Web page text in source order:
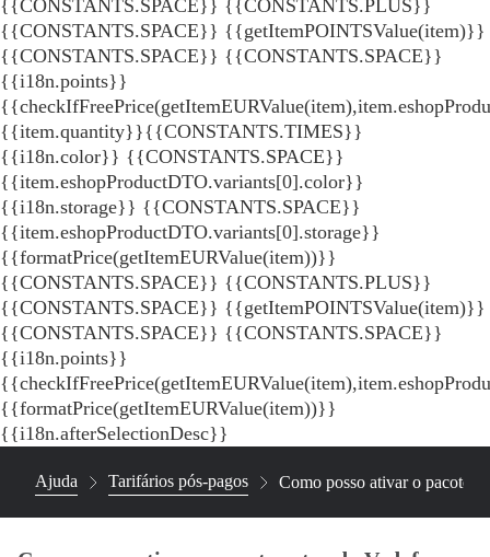
{{CONSTANTS.SPACE}} {{CONSTANTS.PLUS}}
{{CONSTANTS.SPACE}} {{getItemPOINTSValue(item)}}
{{CONSTANTS.SPACE}} {{CONSTANTS.SPACE}}
{{i18n.points}}
{{item.quantity}}{{CONSTANTS.TIMES}}
{{i18n.color}} {{CONSTANTS.SPACE}}
{{item.eshopProductDTO.variants[0].color}}
{{i18n.storage}} {{CONSTANTS.SPACE}}
{{item.eshopProductDTO.variants[0].storage}}
{{formatPrice(getItemEURValue(item))}}
{{CONSTANTS.SPACE}} {{CONSTANTS.PLUS}}
{{CONSTANTS.SPACE}} {{getItemPOINTSValue(item)}}
{{CONSTANTS.SPACE}} {{CONSTANTS.SPACE}}
{{i18n.points}}
{{formatPrice(getItemEURValue(item))}}
{{i18n.afterSelectionDesc}}
Ajuda Tarifários pós-pagos Como posso ativar o pacote